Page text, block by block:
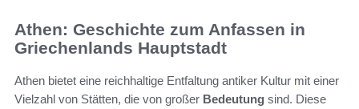
Athen: Geschichte zum Anfassen in
Griechenlands Hauptstadt
Athen bietet eine reichhaltige Entfaltung antiker Kultur mit einer
Vielzahl von Stätten, die von großer Bedeutung sind. Diese